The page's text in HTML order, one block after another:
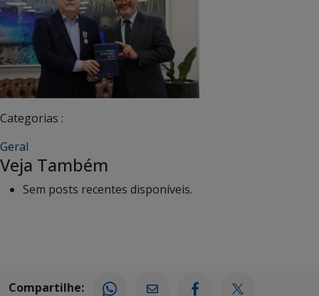
Categorias :
Geral
Veja Também
Sem posts recentes disponíveis.
Compartilhe: